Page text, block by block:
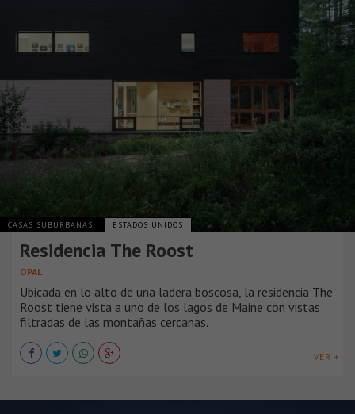
CASAS SUBURBANAS ESTADOS UNIDOS
Residencia The Roost
OPAL
Ubicada en lo alto de una ladera boscosa, la residencia The
Roost tiene vista a uno de los lagos de Maine con vistas
filtradas de las montañas cercanas.
VER +